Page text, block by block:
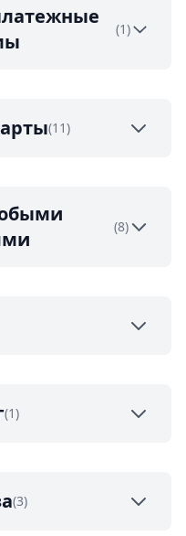
(1)
(11)
(8)
(1)
(3)